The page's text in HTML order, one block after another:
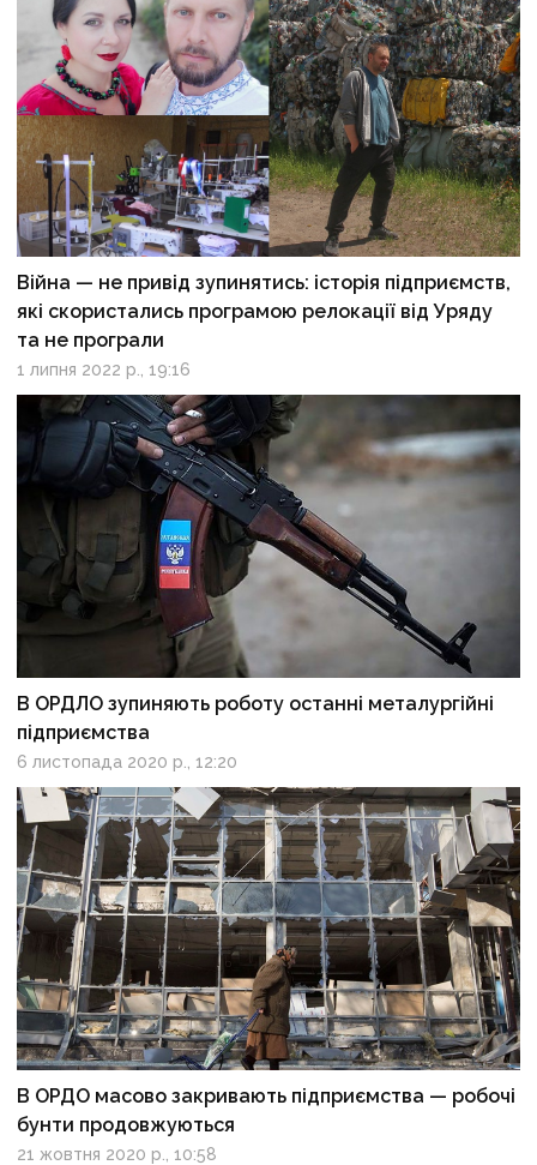
Війна — не привід зупинятись: історія підприємств,
які скористались програмою релокації від Уряду
та не програли
1 липня 2022 р., 19:16
В ОРДЛО зупиняють роботу останні металургійні
підприємства
6 листопада 2020 р., 12:20
В ОРДО масово закривають підприємства — робочі
бунти продовжуються
21 жовтня 2020 р., 10:58